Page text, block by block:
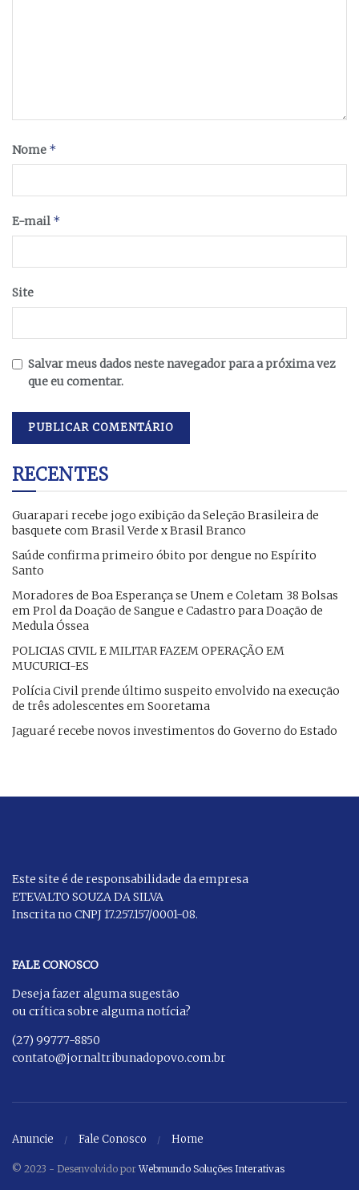
Nome *
E-mail *
Site
Salvar meus dados neste navegador para a próxima vez
que eu comentar.
RECENTES
Guarapari recebe jogo exibição da Seleção Brasileira de
basquete com Brasil Verde x Brasil Branco
Saúde confirma primeiro óbito por dengue no Espírito
Santo
Moradores de Boa Esperança se Unem e Coletam 38 Bolsas
em Prol da Doação de Sangue e Cadastro para Doação de
Medula Óssea
POLICIAS CIVIL E MILITAR FAZEM OPERAÇÃO EM
MUCURICI-ES
Polícia Civil prende último suspeito envolvido na execução
de três adolescentes em Sooretama
Jaguaré recebe novos investimentos do Governo do Estado
Este site é de responsabilidade da empresa
ETEVALTO SOUZA DA SILVA
Inscrita no CNPJ 17.257.157/0001-08.
FALE CONOSCO
Deseja fazer alguma sugestão
ou crítica sobre alguma notícia?
(27) 99777-8850
contato@jornaltribunadopovo.com.br
Anuncie Fale Conosco Home
© 2023 - Desenvolvido porWebmundo Soluções Interativas